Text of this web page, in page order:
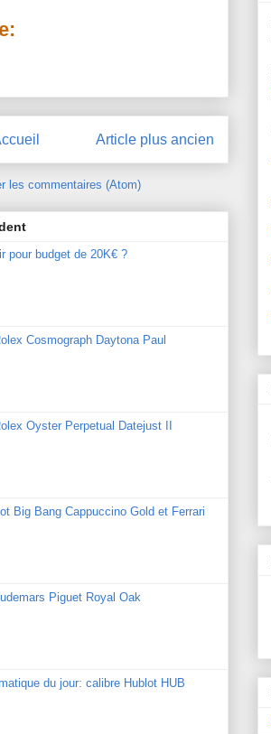
Article plus ancien
les commentaires (Atom)
pour budget de 20K€ ?
Cosmograph Daytona Paul
Oyster Perpetual Datejust II
Big Bang Cappuccino Gold et Ferrari
Piguet Royal Oak
du jour: calibre Hublot HUB